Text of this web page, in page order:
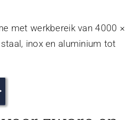
met werkbereik van 4000 ×
inox en aluminium tot